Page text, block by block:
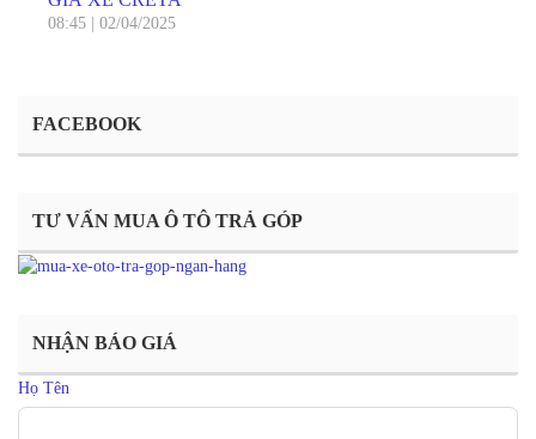
08:45 02/04/2025
FACEBOOK
TƯ VẤN MUA Ô TÔ TRẢ GÓP
NHẬN BÁO GIÁ
Họ Tên